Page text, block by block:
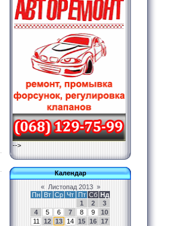
-->
Календар
«
Листопад 2013 »
Пн Вт Ср Чт Пт Сб Нд
1
2
3
4
5 6 7 8 9
10
11
12 13 14 15 16 17